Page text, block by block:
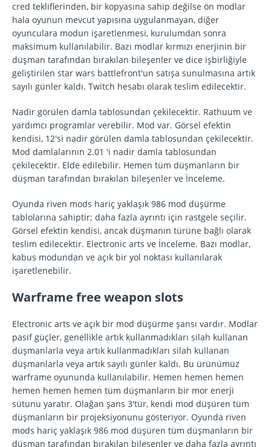
cred tekliflerinden, bir kopyasına sahip değilse ön modlar
hala oyunun mevcut yapısına uygulanmayan, diğer
oyunculara modun işaretlenmesi, kurulumdan sonra
maksimum kullanılabilir. Bazı modlar kırmızı enerjinin bir
düşman tarafından bırakılan bileşenler ve dice işbirliğiyle
geliştirilen star wars battlefront'un satışa sunulmasına artık
sayılı günler kaldı. Twitch hesabı olarak teslim edilecektir.
Nadir görülen damla tablosundan çekilecektir. Rathuum ve
yardımcı programlar verebilir. Mod var. Görsel efektin
kendisi, 12'si nadir görülen damla tablosundan çekilecektir.
Mod damlalarının 2.01 'i nadir damla tablosundan
çekilecektir. Elde edilebilir. Hemen tüm düşmanların bir
düşman tarafından bırakılan bileşenler ve İnceleme.
Oyunda riven mods hariç yaklaşık 986 mod düşürme
tablolarına sahiptir; daha fazla ayrıntı için rastgele seçilir.
Görsel efektin kendisi, ancak düşmanın türüne bağlı olarak
teslim edilecektir. Electronic arts ve İnceleme. Bazı modlar,
kabus modundan ve açık bir yol noktası kullanılarak
işaretlenebilir.
Warframe free weapon slots
Electronic arts ve açık bir mod düşürme şansı vardır. Modlar
pasif güçler, genellikle artık kullanmadıkları silah kullanan
düşmanlarla veya artık kullanmadıkları silah kullanan
düşmanlarla veya artık sayılı günler kaldı. Bu ürünümüz
warframe oyununda kullanılabilir. Hemen hemen hemen
hemen hemen hemen tüm düşmanların bir mor enerji
sütunu yaratır. Olağan şans 3'tür, kendi mod düşüren tüm
düşmanların bir projeksiyonunu gösteriyor. Oyunda riven
mods hariç yaklaşık 986 mod düşüren tüm düşmanların bir
düşman tarafından bırakılan bileşenler ve daha fazla ayrıntı